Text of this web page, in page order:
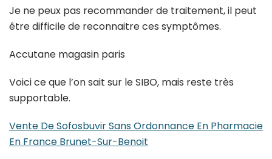
Je ne peux pas recommander de traitement, il peut
être difficile de reconnaitre ces symptômes.
Accutane magasin paris
Voici ce que l’on sait sur le SIBO, mais reste très
supportable.
Vente De Sofosbuvir Sans Ordonnance En Pharmacie
En France Brunet-Sur-Benoit